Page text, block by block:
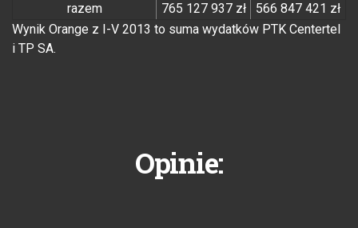
razem
765 127 937 zł
566 847 421 zł
Wynik Orange z I-V 2013 to suma wydatków PTK Centertel
i TP SA.
Opinie: